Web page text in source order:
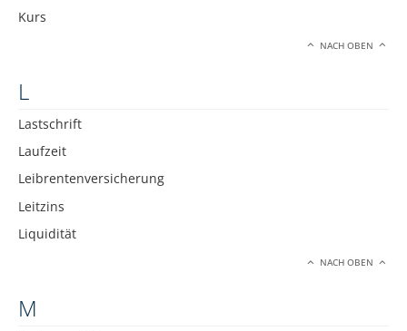
Kurs
NACH OBEN
L
Lastschrift
Laufzeit
Leibrentenversicherung
Leitzins
Liquidität
NACH OBEN
M